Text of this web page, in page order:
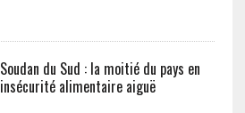
Soudan du Sud : la moitié du pays en
insécurité alimentaire aiguë